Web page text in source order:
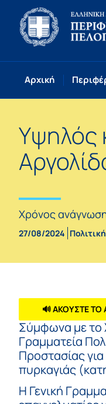
Αρχική
Yψηλός
Χρόνος
27/08/2024
🔊 ΑΚΟΥΣΤΕ ΤΟ
Σύμφωνα με το
Γραμματεία
Προστασίας
πυρκαγιάς
Η Γενική